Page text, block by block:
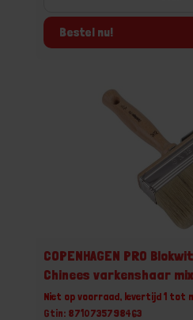
Bestel nu!
COPENHAGEN PRO
Chinees varkenshaar
3X12CM
Niet op voorraad, levertijd 1 tot
Gtin: 8710735798463